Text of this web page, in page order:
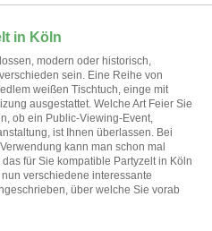
in Köln
modern oder historisch,
sein. Eine Reihe von
weißen Tischtuch, einge mit
ausgestattet. Welche Art Feier Sie
ob ein Public-Viewing-Event,
ist Ihnen überlassen. Bei
kann man schon mal
für Sie kompatible Partyzelt in Köln
verschiedene interessante
über welche Sie vorab